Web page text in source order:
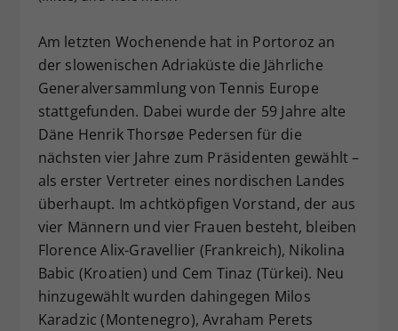
Am letzten Wochenende hat in Portoroz an
der slowenischen Adriaküste die Jährliche
Generalversammlung von Tennis Europe
stattgefunden. Dabei wurde der 59 Jahre alte
Däne Henrik Thorsøe Pedersen für die
nächsten vier Jahre zum Präsidenten gewählt –
als erster Vertreter eines nordischen Landes
überhaupt. Im achtköpfigen Vorstand, der aus
vier Männern und vier Frauen besteht, bleiben
Florence Alix-Gravellier (Frankreich), Nikolina
Babic (Kroatien) und Cem Tinaz (Türkei). Neu
hinzugewählt wurden dahingegen Milos
Karadzic (Montenegro), Avraham Perets
Zweck
Einstellungen. Unter anderem eine
zufällig generierte ID, für die
historische Speicherung Ihrer
vorgenommen Einstellungen, falls der
Webseiten-Betreiber dies eingestellt
hat.